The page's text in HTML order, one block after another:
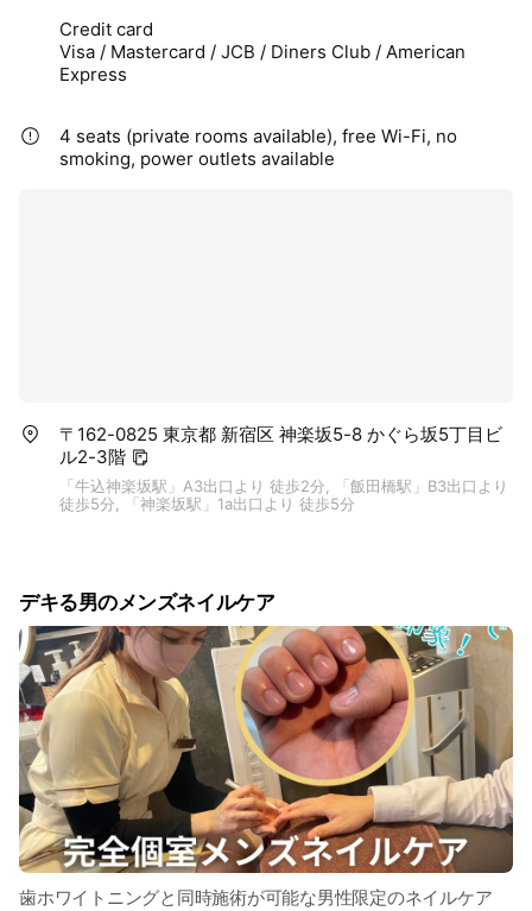
Credit card
Visa / Mastercard / JCB / Diners Club / American
Express
4 seats (private rooms available), free Wi-Fi, no
smoking, power outlets available
〒162-0825 東京都 新宿区 神楽坂5-8 かぐら坂5丁目ビ
ル2-3階
「牛込神楽坂駅」A3出口より 徒歩2分, 「飯田橋駅」B3出口より
徒歩5分, 「神楽坂駅」1a出口より 徒歩5分
デキる男のメンズネイルケア
歯ホワイトニングと同時施術が可能な男性限定のネイルケア